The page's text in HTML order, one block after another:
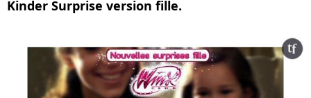
Kinder Surprise version fille.